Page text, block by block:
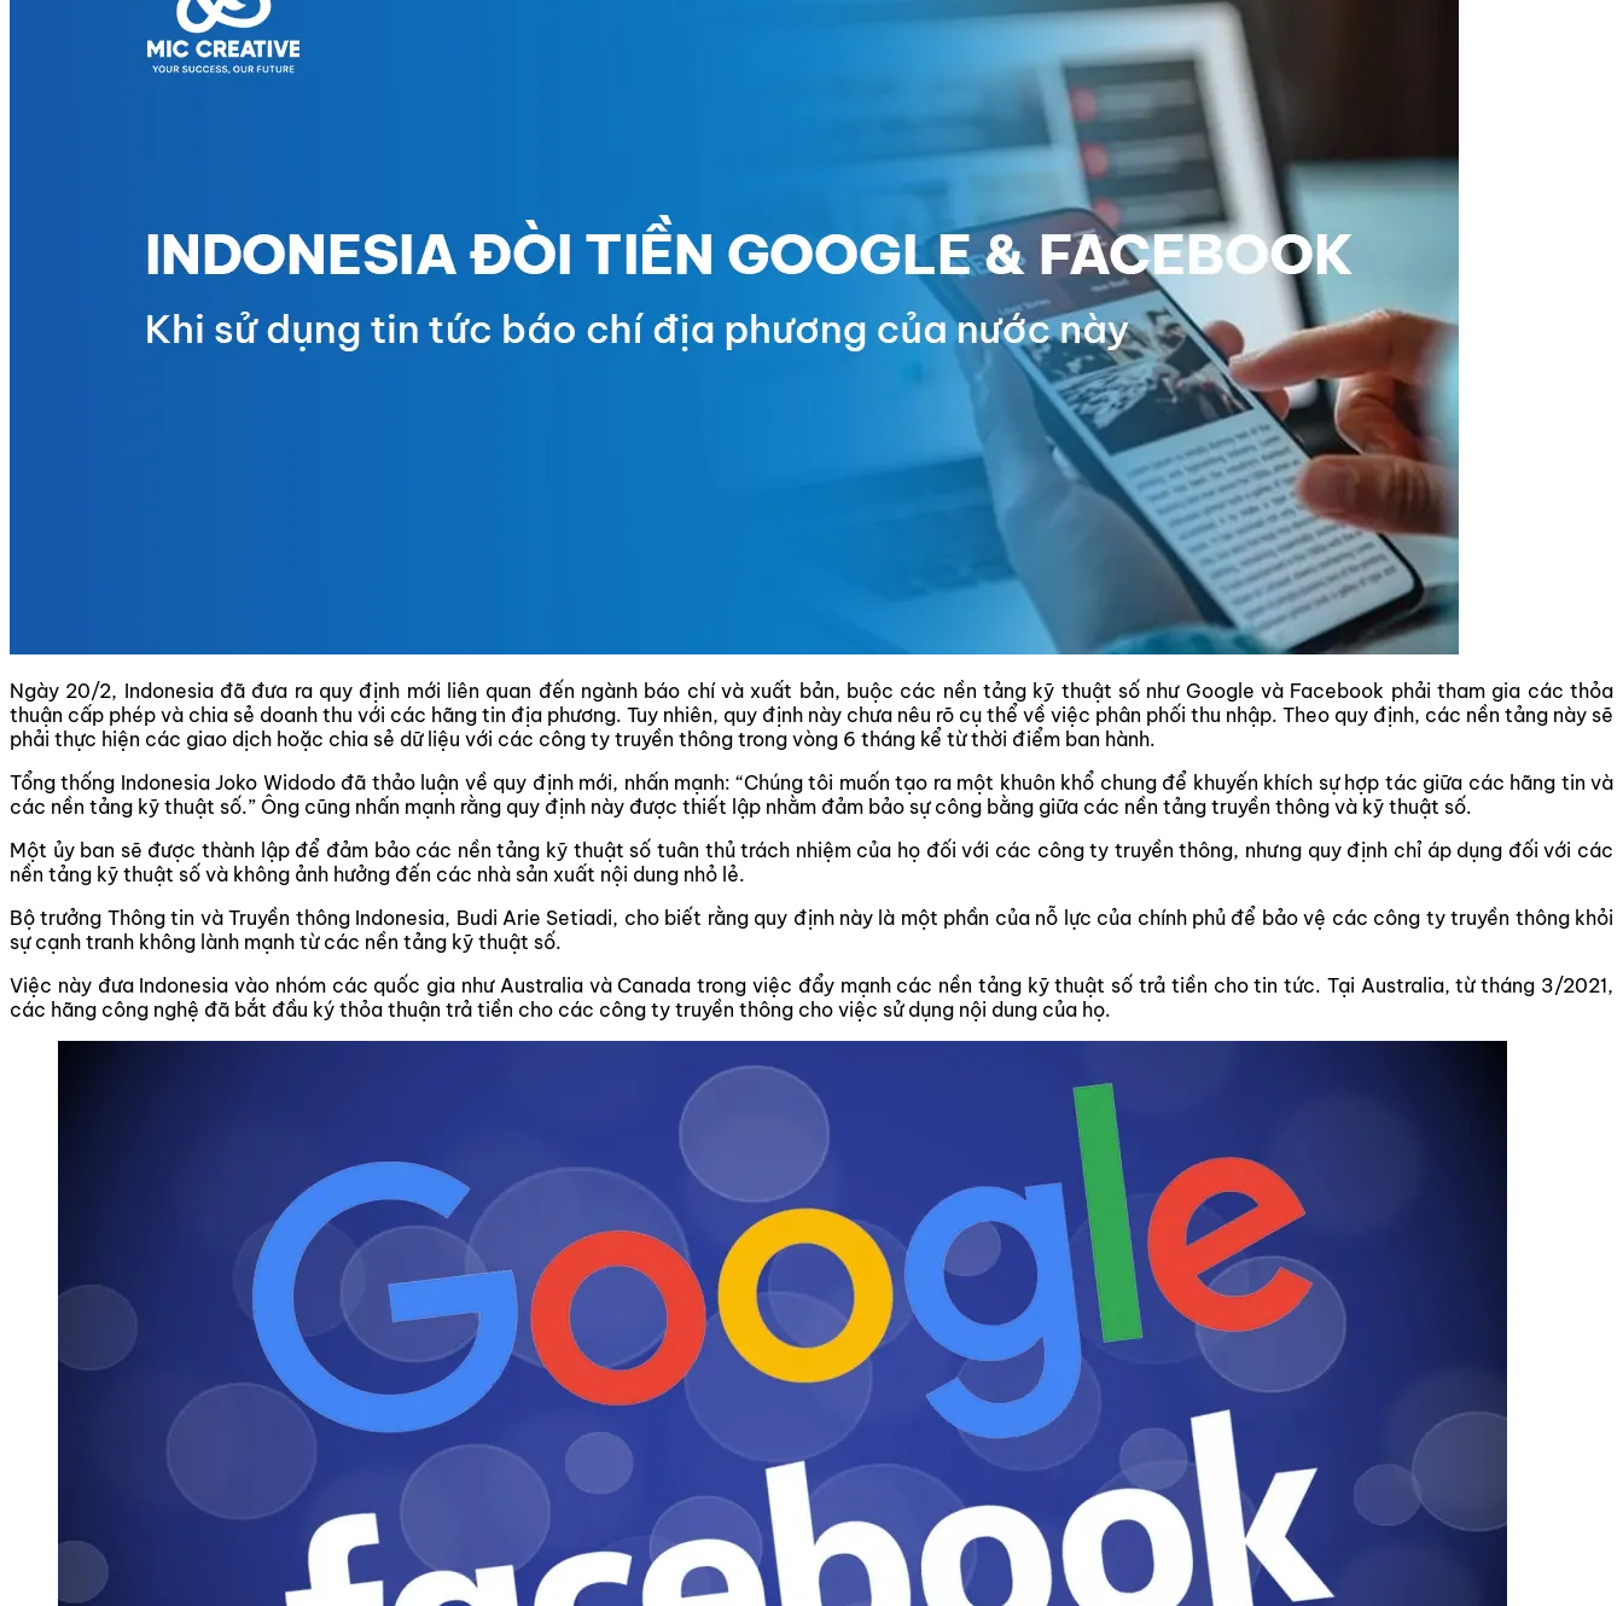
Ngày 20/2, Indonesia đã đưa ra quy định mới liên quan đến ngành báo chí và xuất bản, buộc các nền tảng kỹ thuật số như Google và Facebook phải tham gia các thỏa
thuận cấp phép và chia sẻ doanh thu với các hãng tin địa phương. Tuy nhiên, quy định này chưa nêu rõ cụ thể về việc phân phối thu nhập. Theo quy định, các nền tảng này sẽ
phải thực hiện các giao dịch hoặc chia sẻ dữ liệu với các công ty truyền thông trong vòng 6 tháng kể từ thời điểm ban hành.
Tổng thống Indonesia Joko Widodo đã thảo luận về quy định mới, nhấn mạnh: “Chúng tôi muốn tạo ra một khuôn khổ chung để khuyến khích sự hợp tác giữa các hãng tin và
các nền tảng kỹ thuật số.” Ông cũng nhấn mạnh rằng quy định này được thiết lập nhằm đảm bảo sự công bằng giữa các nền tảng truyền thông và kỹ thuật số.
Một ủy ban sẽ được thành lập để đảm bảo các nền tảng kỹ thuật số tuân thủ trách nhiệm của họ đối với các công ty truyền thông, nhưng quy định chỉ áp dụng đối với các
nền tảng kỹ thuật số và không ảnh hưởng đến các nhà sản xuất nội dung nhỏ lẻ.
Bộ trưởng Thông tin và Truyền thông Indonesia, Budi Arie Setiadi, cho biết rằng quy định này là một phần của nỗ lực của chính phủ để bảo vệ các công ty truyền thông khỏi
sự cạnh tranh không lành mạnh từ các nền tảng kỹ thuật số.
Việc này đưa Indonesia vào nhóm các quốc gia như Australia và Canada trong việc đẩy mạnh các nền tảng kỹ thuật số trả tiền cho tin tức. Tại Australia, từ tháng 3/2021,
các hãng công nghệ đã bắt đầu ký thỏa thuận trả tiền cho các công ty truyền thông cho việc sử dụng nội dung của họ.